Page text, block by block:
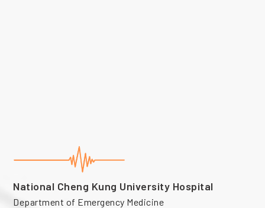
National Cheng Kung University Hospital
Department of Emergency Medicine